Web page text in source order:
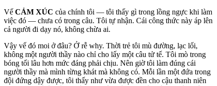
Vế CẢM XÚC của chính tôi — tôi thấy gì trong lồng ngực khi làm
việc đó — chưa có trong câu. Tôi tự nhận. Cái công thức này áp lên
cả người đi dạy nó, không chừa ai.
Vậy vế đó moi ở đâu? Ở rễ why. Thời trẻ tôi mù đường, lạc lối,
không một người thầy nào chỉ cho lấy một câu tử tế. Tôi mò trong
bóng tối lâu hơn mức đáng phải chịu. Nên giờ tôi làm đúng cái
người thầy mà mình từng khát mà không có. Mỗi lần một đứa trong
đội đứng dậy được, tôi thấy như vừa được đền cho cậu thanh niên